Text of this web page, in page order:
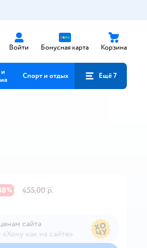
Войти Бонусная карта Корзина
Спорт и отдых Ещё 7
%
455,00 р.
сайта
как на сайте»
сайта